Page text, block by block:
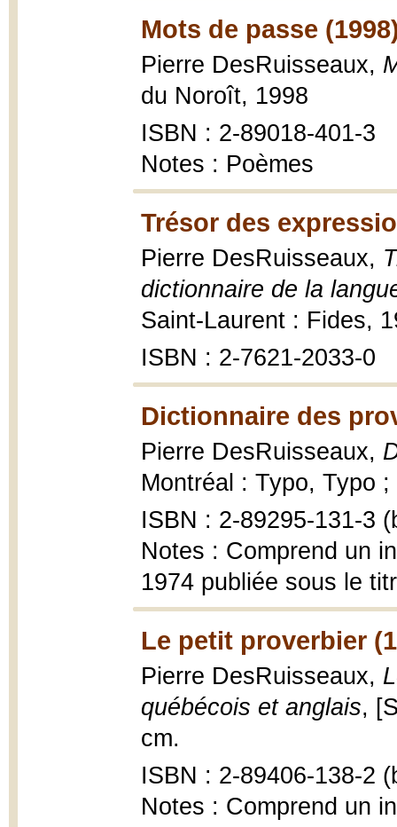
Mots de passe
Pierre DesRuisseaux,
du Noroît, 1998
ISBN : 2-89018-401-3
Notes : Poèmes
Trésor des
Pierre DesRuisseaux,
dictionnaire de la
Saint-Laurent : Fides,
ISBN : 2-7621-2033-0
Dictionnaire des
Pierre DesRuisseaux,
Montréal : Typo, Typo
ISBN : 2-89295-131-3
Notes : Comprend un
1974 publiée sous le
Le petit proverbier
Pierre DesRuisseaux,
québécois et anglais,
cm.
ISBN : 2-89406-138-2
Notes : Comprend un